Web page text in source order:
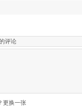
更换一张